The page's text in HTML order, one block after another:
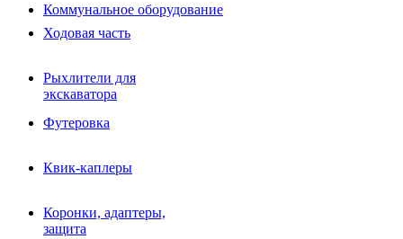
Как выбрать гидромолот
Коммунальное оборудование
Ходовая часть
Рыхлители для
экскаватора
Футеровка
Квик-каплеры
Коронки, адаптеры,
защита